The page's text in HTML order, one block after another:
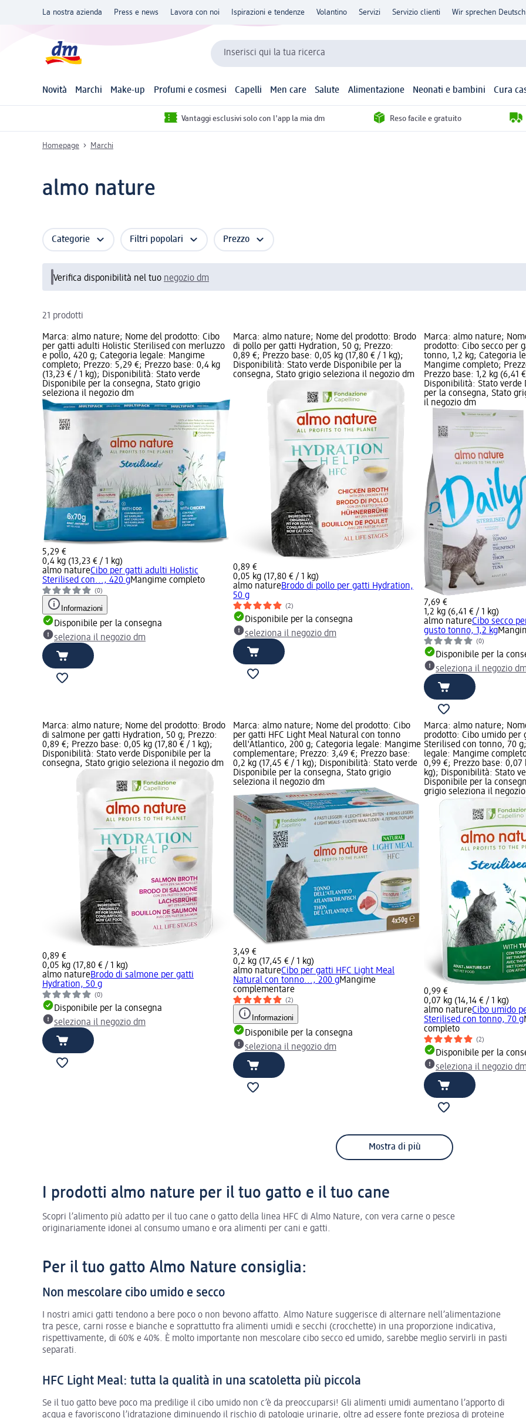
La nostra azienda Press e news Lavora con noi Ispirazioni e tendenze Volantino Servizi Servizio clienti Wir sprechen Deutsch
Inserisci qui la tua ricerca
Novità Marchi Make-up Profumi e cosmesi Capelli Men care Salute Alimentazione Neonati e bambini Cura
Vantaggi esclusivi solo con l'app la mia dm Reso facile e gratuito
Homepage Marchi
almo nature
Categorie Filtri popolari Prezzo
Verifica disponibilità nel tuo negozio dm
21 prodotti
Marca: almo nature; Nome del prodotto: Cibo
per gatti adulti Holistic Sterilised con merluzzo
e pollo, 420 g; Categoria legale: Mangime
completo; Prezzo: 5,29 €; Prezzo base: 0,4 kg
(13,23 € / 1 kg); Disponibilità: Stato verde
Disponibile per la consegna, Stato grigio
seleziona il negozio dm
5,29 €
0,4 kg (13,23 € / 1 kg)
almo natureCibo per gatti adulti Holistic
Sterilised con..., 420 gMangime completo
(0)
Informazioni
Disponibile per la consegna
seleziona il negozio dm
Marca: almo nature; Nome del prodotto: Brodo
di pollo per gatti Hydration, 50 g; Prezzo:
0,89 €; Prezzo base: 0,05 kg (17,80 € / 1 kg);
Disponibilità: Stato verde Disponibile per la
consegna, Stato grigio seleziona il negozio dm
0,89 €
0,05 kg (17,80 € / 1 kg)
almo natureBrodo di pollo per gatti Hydration,
50 g
(2)
Disponibile per la consegna
seleziona il negozio dm
Marca: almo nature;
prodotto: Cibo secco per
tonno, 1,2 kg; Categoria
Mangime completo;
Prezzo base: 1,2 kg (6,41
Disponibilità: Stato verde
per la consegna, Stato
il negozio dm
7,69 €
1,2 kg (6,41 € / 1 kg)
almo natureCibo secco
gusto tonno, 1,2 kg
(0)
Disponibile per la
seleziona il negozio
Marca: almo nature; Nome del prodotto: Brodo
di salmone per gatti Hydration, 50 g; Prezzo:
0,89 €; Prezzo base: 0,05 kg (17,80 € / 1 kg);
Disponibilità: Stato verde Disponibile per la
consegna, Stato grigio seleziona il negozio dm
0,89 €
0,05 kg (17,80 € / 1 kg)
almo natureBrodo di salmone per gatti
Hydration, 50 g
(0)
Disponibile per la consegna
seleziona il negozio dm
Marca: almo nature; Nome del prodotto: Cibo
per gatti HFC Light Meal Natural con tonno
dell'Atlantico, 200 g; Categoria legale: Mangime
complementare; Prezzo: 3,49 €; Prezzo base:
0,2 kg (17,45 € / 1 kg); Disponibilità: Stato verde
Disponibile per la consegna, Stato grigio
seleziona il negozio dm
3,49 €
0,2 kg (17,45 € / 1 kg)
almo natureCibo per gatti HFC Light Meal
Natural con tonno..., 200 gMangime
complementare
(2)
Informazioni
Disponibile per la consegna
seleziona il negozio dm
Marca: almo nature;
prodotto: Cibo umido per
Sterilised con tonno, 70
legale: Mangime
0,99 €; Prezzo base: 0,07
kg); Disponibilità: Stato
Disponibile per la
grigio seleziona il
0,99 €
0,07 kg (14,14 € / 1 kg)
almo natureCibo umido
Sterilised con tonno, 70 g
completo
(2)
Disponibile per la
seleziona il negozio
Mostra di più
I prodotti almo nature per il tuo gatto e il tuo cane
Scopri l’alimento più adatto per il tuo cane o gatto della linea HFC di Almo Nature, con vera carne o pesce
originariamente idonei al consumo umano e ora alimenti per cani e gatti.
Per il tuo gatto Almo Nature consiglia:
Non mescolare cibo umido e secco
I nostri amici gatti tendono a bere poco o non bevono affatto. Almo Nature suggerisce di alternare nell’alimentazione
tra pesce, carni rosse e bianche e soprattutto fra alimenti umidi e secchi (crocchette) in una proporzione indicativa,
rispettivamente, di 60% e 40%. È molto importante non mescolare cibo secco ed umido, sarebbe meglio servirli in pasti
separati.
HFC Light Meal: tutta la qualità in una scatoletta più piccola
Se il tuo gatto beve poco ma predilige il cibo umido non c’è da preoccuparsi! Gli alimenti umidi aumentano l’apporto di
acqua e favoriscono l’idratazione diminuendo il rischio di patologie urinarie, oltre ad essere fonte preziosa di proteine